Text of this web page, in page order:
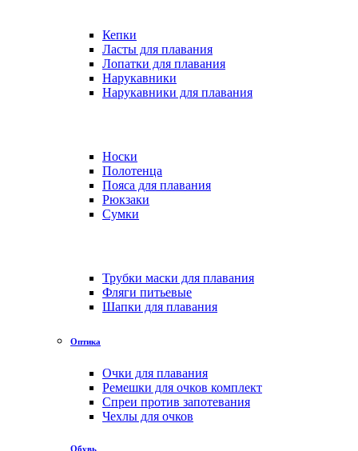
Кепки
Ласты для плавания
Лопатки для плавания
Нарукавники
Нарукавники для плавания
Носки
Полотенца
Пояса для плавания
Рюкзаки
Сумки
Трубки маски для плавания
Фляги питьевые
Шапки для плавания
Оптика
Очки для плавания
Ремешки для очков комплект
Спреи против запотевания
Чехлы для очков
Обувь